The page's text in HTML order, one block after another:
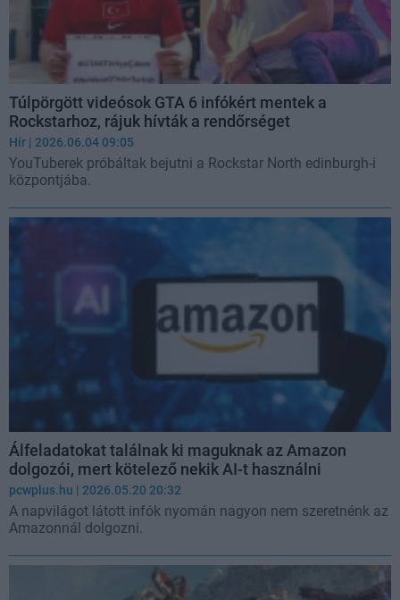
Túlpörgött videósok GTA 6 infókért mentek a
Rockstarhoz, rájuk hívták a rendőrséget
Hír | 2026.06.04 09:05
YouTuberek próbáltak bejutni a Rockstar North edinburgh-i
központjába.
Álfeladatokat találnak ki maguknak az Amazon
dolgozói, mert kötelező nekik AI-t használni
pcwplus.hu | 2026.05.20 20:32
A napvilágot látott infók nyomán nagyon nem szeretnénk az
Amazonnál dolgozni.